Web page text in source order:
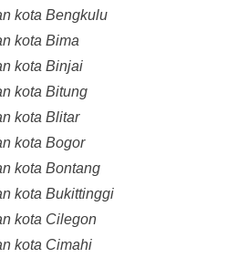
kota Bengkulu
kota Bima
kota Binjai
kota Bitung
kota Blitar
kota Bogor
kota Bontang
kota Bukittinggi
kota Cilegon
kota Cimahi